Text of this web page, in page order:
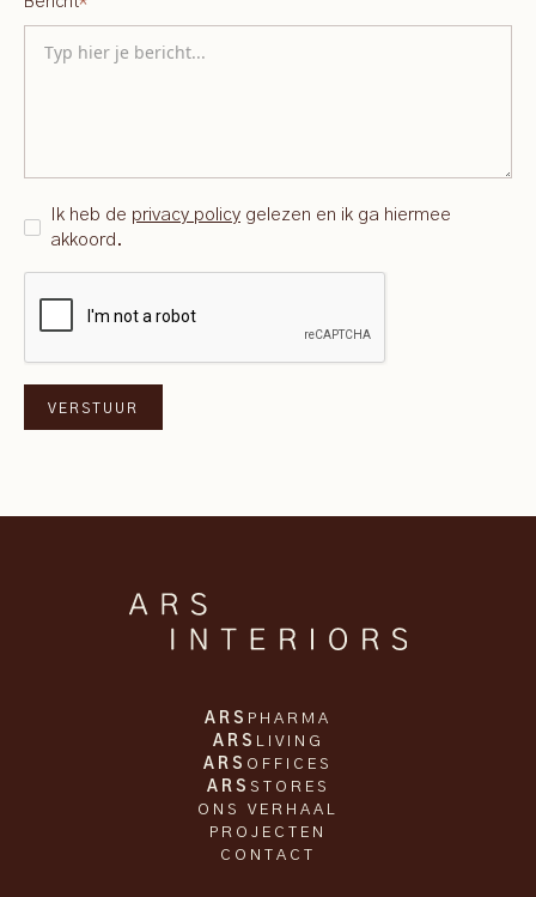
Ik heb de privacy policy gelezen en ik ga hiermee
akkoord.
ARS PHARMA
ARS LIVING
ARS OFFICES
ARS STORES
ONS VERHAAL
PROJECTEN
CONTACT